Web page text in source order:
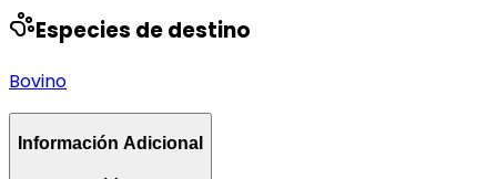
Especies de destino
Bovino
Información Adicional